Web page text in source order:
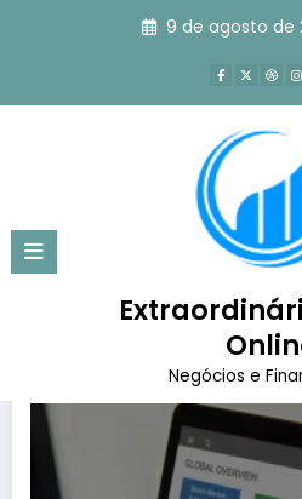
9 de agosto de
Negócios e
Tag: tráfego